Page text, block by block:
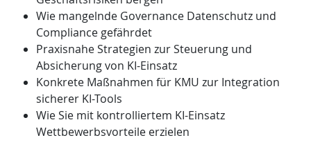
Wie mangelnde Governance Datenschutz und
Compliance gefährdet
Praxisnahe Strategien zur Steuerung und
Absicherung von KI-Einsatz
Konkrete Maßnahmen für KMU zur Integration
sicherer KI-Tools
Wie Sie mit kontrolliertem KI-Einsatz
Wettbewerbsvorteile erzielen